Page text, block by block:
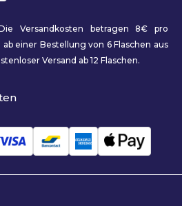
Versandkosten betragen 8€ pro
einer Bestellung von 6 Flaschen aus
Versand ab 12 Flaschen.